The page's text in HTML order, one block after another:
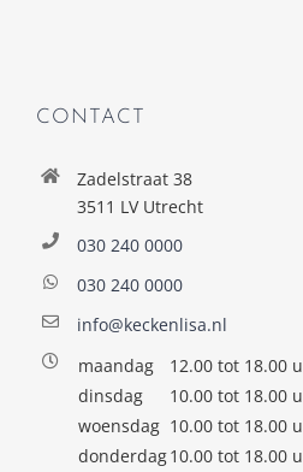
CONTACT
Zadelstraat 38
3511 LV Utrecht
030 240 0000
030 240 0000
info@keckenlisa.nl
maandag
12.00 tot 18.00 u
dinsdag
10.00 tot 18.00 u
woensdag 10.00 tot 18.00 u
donderdag10.00 tot 18.00 u